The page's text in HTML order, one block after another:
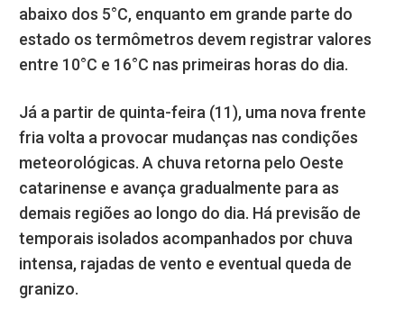
abaixo dos 5°C, enquanto em grande parte do
estado os termômetros devem registrar valores
entre 10°C e 16°C nas primeiras horas do dia.
Já a partir de quinta-feira (11), uma nova frente
fria volta a provocar mudanças nas condições
meteorológicas. A chuva retorna pelo Oeste
catarinense e avança gradualmente para as
demais regiões ao longo do dia. Há previsão de
temporais isolados acompanhados por chuva
intensa, rajadas de vento e eventual queda de
granizo.